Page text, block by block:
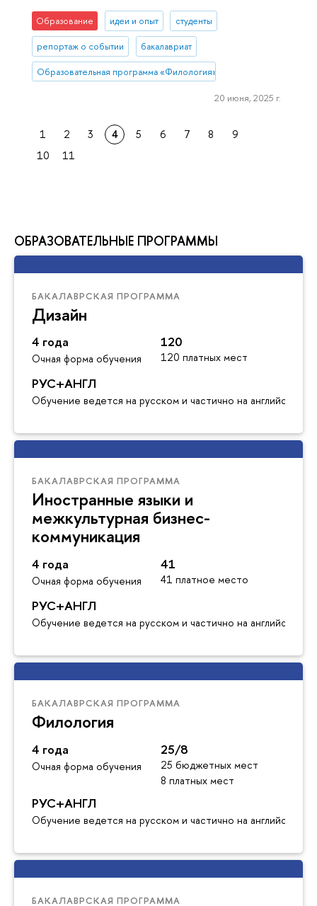
ОБРАЗОВАТЕЛЬНЫЕ ПРОГРАММЫ
БАКАЛАВРСКАЯ ПРОГРАММА
Дизайн
4 года
Очная форма обучения
120
120 платных мест
РУС+АНГЛ
Обучение ведется на русском и частично на английском
БАКАЛАВРСКАЯ ПРОГРАММА
Иностранные языки и
межкультурная бизнес-
коммуникация
4 года
Очная форма обучения
41
41 платное место
РУС+АНГЛ
Обучение ведется на русском и частично на английском
БАКАЛАВРСКАЯ ПРОГРАММА
Филология
4 года
Очная форма обучения
25/8
25 бюджетных мест
8 платных мест
РУС+АНГЛ
Обучение ведется на русском и частично на английском
БАКАЛАВРСКАЯ ПРОГРАММА
Образование идеи и опыт студенты
репортаж о событии бакалавриат
Образовательная программа «Филология»
20 июня, 2025 г.
1 2 3 4 5 6 7 8
9
10
11